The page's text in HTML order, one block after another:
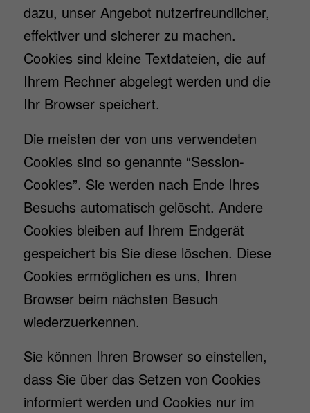
dazu, unser Angebot nutzerfreundlicher,
effektiver und sicherer zu machen.
Cookies sind kleine Textdateien, die auf
Ihrem Rechner abgelegt werden und die
Ihr Browser speichert.
Die meisten der von uns verwendeten
Cookies sind so genannte “Session-
Cookies”. Sie werden nach Ende Ihres
Besuchs automatisch gelöscht. Andere
Cookies bleiben auf Ihrem Endgerät
gespeichert bis Sie diese löschen. Diese
Cookies ermöglichen es uns, Ihren
Browser beim nächsten Besuch
wiederzuerkennen.
Sie können Ihren Browser so einstellen,
dass Sie über das Setzen von Cookies
informiert werden und Cookies nur im